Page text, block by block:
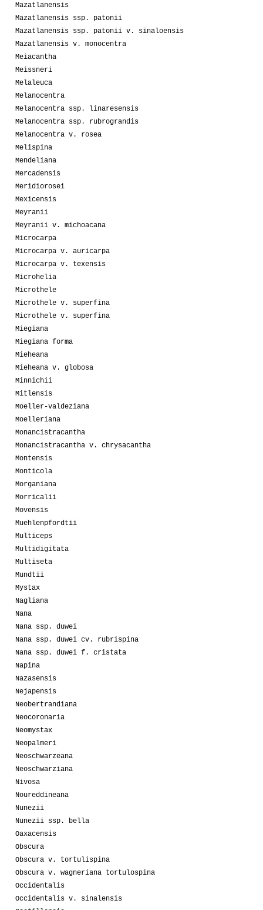
Mazatlanensis
Mazatlanensis ssp. patonii
Mazatlanensis ssp. patonii v. sinaloensis
Mazatlanensis v. monocentra
Meiacantha
Meissneri
Melaleuca
Melanocentra
Melanocentra ssp. linaresensis
Melanocentra ssp. rubrograndis
Melanocentra v. rosea
Melispina
Mendeliana
Mercadensis
Meridiorosei
Mexicensis
Meyranii
Meyranii v. michoacana
Microcarpa
Microcarpa v. auricarpa
Microcarpa v. texensis
Microhelia
Microthele
Microthele v. superfina
Microthele v. superfina
Miegiana
Miegiana forma
Mieheana
Mieheana v. globosa
Minnichii
Mitlensis
Moeller-valdeziana
Moelleriana
Monancistracantha
Monancistracantha v. chrysacantha
Montensis
Monticola
Morganiana
Morricalii
Movensis
Muehlenpfordtii
Multiceps
Multidigitata
Multiseta
Mundtii
Mystax
Nagliana
Nana
Nana ssp. duwei
Nana ssp. duwei cv. rubrispina
Nana ssp. duwei f. cristata
Napina
Nazasensis
Nejapensis
Neobertrandiana
Neocoronaria
Neomystax
Neopalmeri
Neoschwarzeana
Neoschwarziana
Nivosa
Noureddineana
Nunezii
Nunezii ssp. bella
Oaxacensis
Obscura
Obscura v. tortulispina
Obscura v. wagneriana tortulospina
Occidentalis
Occidentalis v. sinalensis